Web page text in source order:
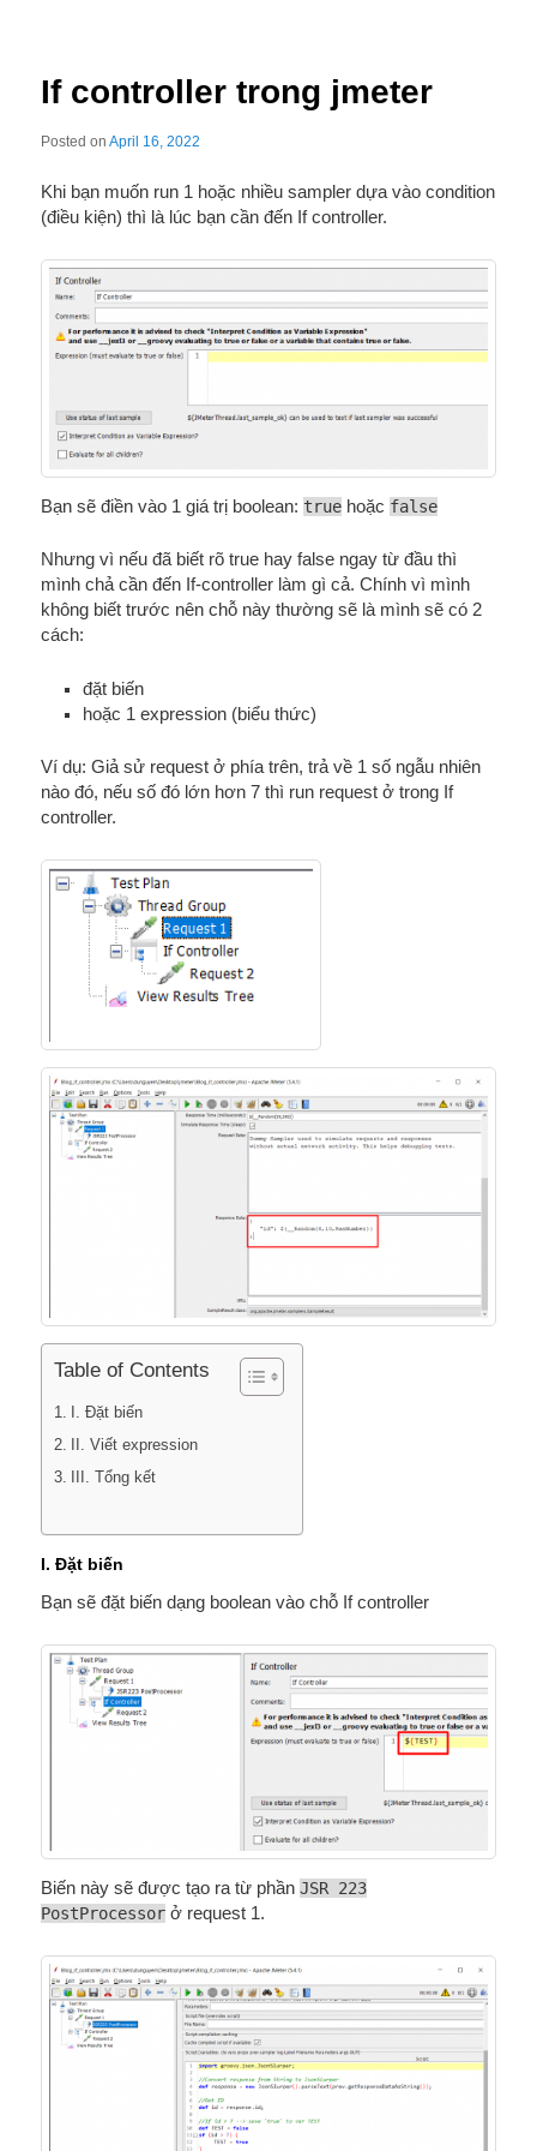
If controller trong jmeter
Posted onApril 16, 2022
Khi bạn muốn run 1 hoặc nhiều sampler dựa vào condition
(điều kiện) thì là lúc bạn cần đến If controller.
Bạn sẽ điền vào 1 giá trị boolean: true hoặc false
Nhưng vì nếu đã biết rõ true hay false ngay từ đầu thì
mình chả cần đến If-controller làm gì cả. Chính vì mình
không biết trước nên chỗ này thường sẽ là mình sẽ có 2
cách:
đặt biến
hoặc 1 expression (biểu thức)
Ví dụ: Giả sử request ở phía trên, trả về 1 số ngẫu nhiên
nào đó, nếu số đó lớn hơn 7 thì run request ở trong If
controller.
Table of Contents
I. Đặt biến
II. Viết expression
III. Tổng kết
I. Đặt biến
Bạn sẽ đặt biến dạng boolean vào chỗ If controller
Biến này sẽ được tạo ra từ phầnJSR 223
PostProcessor ở request 1.